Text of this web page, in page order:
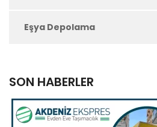
Eşya Depolama
SON HABERLER